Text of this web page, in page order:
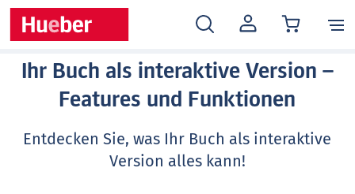
MEIN
KONTO
Ihr Buch als interaktive Version –
Features und Funktionen
Entdecken Sie, was Ihr Buch als interaktive
Version alles kann!